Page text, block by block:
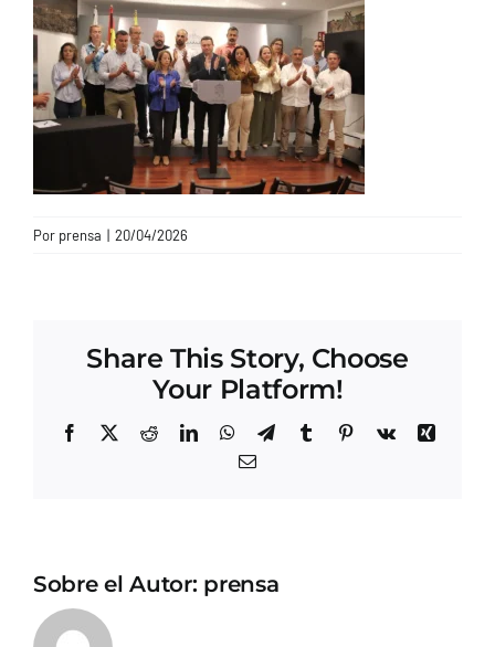
CONTACTO
Por prensa | 20/04/2026
Share This Story, Choose
Your Platform!
Facebook
X RedditLinkedInWhatsApp
TelegramTumblrPinterest
Vk
Xing
Correo
Sobre el Autor: prensa